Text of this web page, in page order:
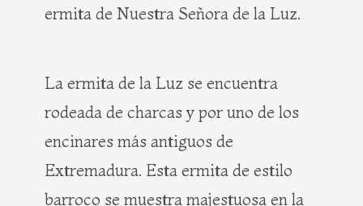
ermita de Nuestra Señora de la Luz.
La ermita de la Luz se encuentra
rodeada de charcas y por uno de los
encinares más antiguos de
Extremadura. Esta ermita de estilo
barroco se muestra majestuosa en la